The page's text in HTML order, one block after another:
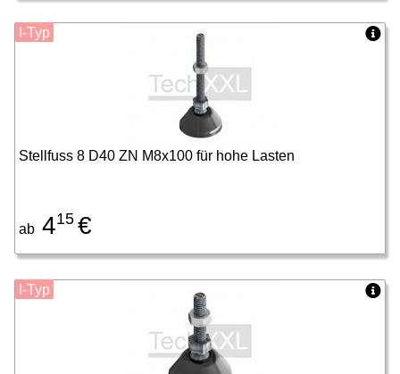
Stellfuss 8 D40 ZN M8x100 für hohe Lasten
ab 415 €
I-Typ
I-Typ